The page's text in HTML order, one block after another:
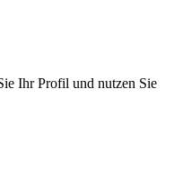
Ihr Profil und nutzen Sie